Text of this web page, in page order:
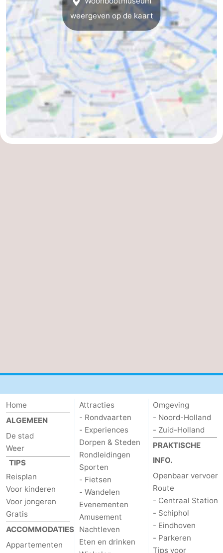
weergeven op de kaart
Home
ALGEMEEN
De stad
Weer
TIPS
Reisplan
Voor kinderen
Voor jongeren
Gratis
ACCOMMODATIES
Appartementen
Attracties
- Rondvaarten
- Experiences
Dorpen & Steden
Rondleidingen
Sporten
- Fietsen
- Wandelen
Evenementen
Amusement
Nachtleven
Eten en drinken
Omgeving
- Noord-Holland
- Zuid-Holland
PRAKTISCHE
INFO.
Openbaar vervoer
Route
- Centraal Station
- Schiphol
- Eindhoven
- Parkeren
Tips voor